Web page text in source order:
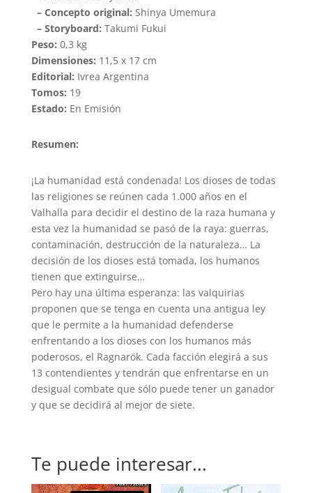
Arg)
cantidad
– Concepto original: Shinya Umemura
– Storyboard: Takumi Fukui
Peso: 0,3 kg
Dimensiones: 11,5 x 17 cm
Editorial: Ivrea Argentina
Tomos: 19
Estado: En Emisión
Resumen:
¡La humanidad está condenada! Los dioses de todas
las religiones se reúnen cada 1.000 años en el
Valhalla para decidir el destino de la raza humana y
esta vez la humanidad se pasó de la raya: guerras,
contaminación, destrucción de la naturaleza… La
decisión de los dioses está tomada, los humanos
tienen que extinguirse…
Pero hay una última esperanza: las valquirias
proponen que se tenga en cuenta una antigua ley
que le permite a la humanidad defenderse
enfrentando a los dioses con los humanos más
poderosos, el Ragnarök. Cada facción elegirá a sus
13 contendientes y tendrán que enfrentarse en un
desigual combate que sólo puede tener un ganador
y que se decidirá al mejor de siete.
Te puede interesar...